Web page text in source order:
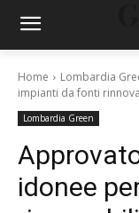
Home Lombardia
impianti da fonti
Lombardia Green
idonee